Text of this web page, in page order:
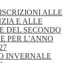
ALLE
E ALLE
DEL SECONDO
PER L'ANNO
INVERNALE